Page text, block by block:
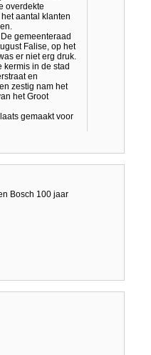
overdekte
aantal klanten
gemeenteraad
Falise, op het
er niet erg druk.
kermis in de stad
en
zestig nam het
het Groot
gemaakt voor
Bosch 100 jaar